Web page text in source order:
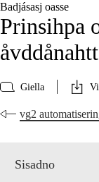
Badjásasj oasse
Prinsihpa
Giella
vg2
Sisadno